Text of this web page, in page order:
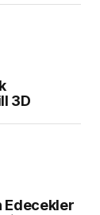
3D
Edecekler